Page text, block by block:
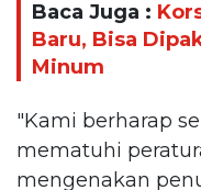
Baca Juga :
Baru, Bisa
Minum
"Kami berharap
mematuhi
mengenakan